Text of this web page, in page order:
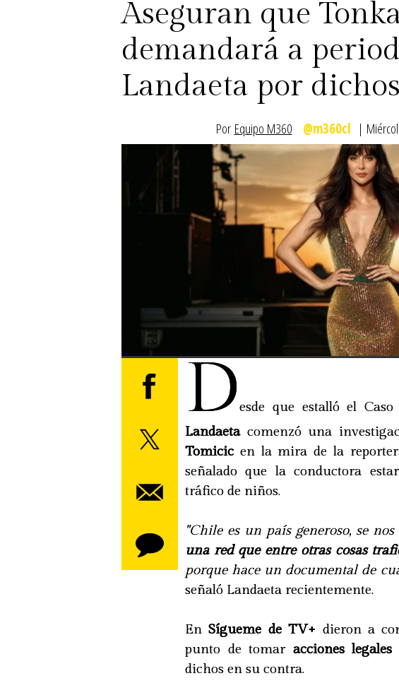
Aseguran que
demandará a
Landaeta por
Por Equipo M360 @m360cl |
Desde que estalló el
Landaetacomenzó una
Tomicic en la mira de la
señalado que la conductora
tráfico de niños.
"Chile es un país generoso, se
una red que entre otras cosas
porque hace un documental de
señaló Landaeta recientemente.
EnSígueme de TV+ dieron a
punto de tomar acciones
dichos en su contra.